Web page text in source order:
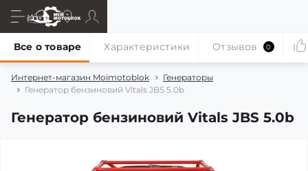
Интернет-магазин Moimotoblok
Генераторы
Генератор бензиновий Vitals JBS 5.0b
Генератор бензиновий Vitals JBS 5.0b
Все о товаре Характеристики Отзывов 0